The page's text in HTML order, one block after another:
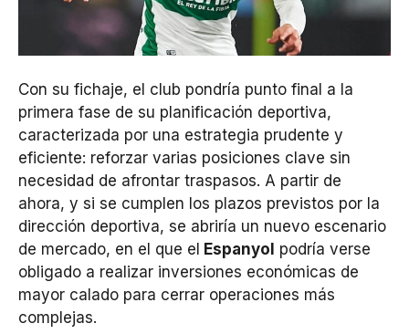
Con su fichaje, el club pondría punto final a la
primera fase de su planificación deportiva,
caracterizada por una estrategia prudente y
eficiente: reforzar varias posiciones clave sin
necesidad de afrontar traspasos. A partir de
ahora, y si se cumplen los plazos previstos por la
dirección deportiva, se abriría un nuevo escenario
de mercado, en el que el Espanyol podría verse
obligado a realizar inversiones económicas de
mayor calado para cerrar operaciones más
complejas.